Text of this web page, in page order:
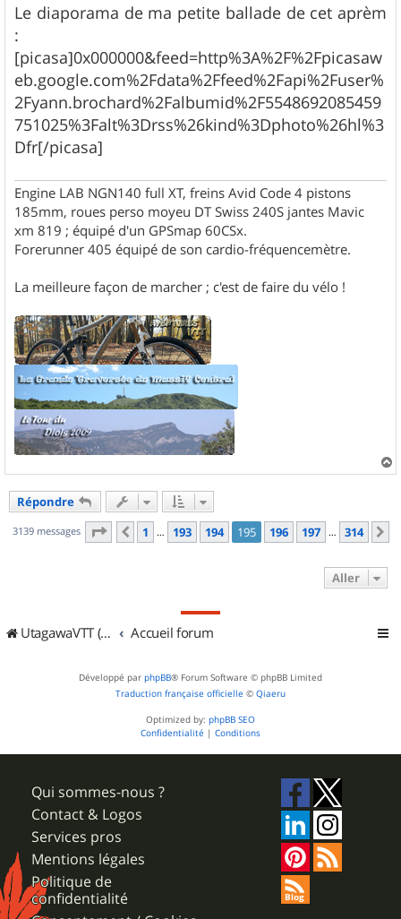
Le diaporama de ma petite ballade de cet aprèm
:
[picasa]0x000000&feed=http%3A%2F%2Fpicasaw
eb.google.com%2Fdata%2Ffeed%2Fapi%2Fuser%
2Fyann.brochard%2Falbumid%2F5548692085459
751025%3Falt%3Drss%26kind%3Dphoto%26hl%3
Dfr[/picasa]
Engine LAB NGN140 full XT, freins Avid Code 4 pistons
185mm, roues perso moyeu DT Swiss 240S jantes Mavic
xm 819 ; équipé d'un GPSmap 60CSx.
Forerunner 405 équipé de son cardio-fréquencemètre.
La meilleure façon de marcher ; c'est de faire du vélo !
a
Répondre
3139 messages Page 195 sur314
Précédent
1 … 193 194 195 196 197 … 314
Aller
UtagawaVTT (Randos VTT et VTTAE avec traces GPS) Accueil forum
Développé par phpBB® Forum Software © phpBB Limited
Traduction française officielle © Qiaeru
Optimized by: phpBB SEO
Confidentialité | Conditions
Qui sommes-nous ?
Contact & Logos
Services pros
Mentions légales
Politique de
confidentialité